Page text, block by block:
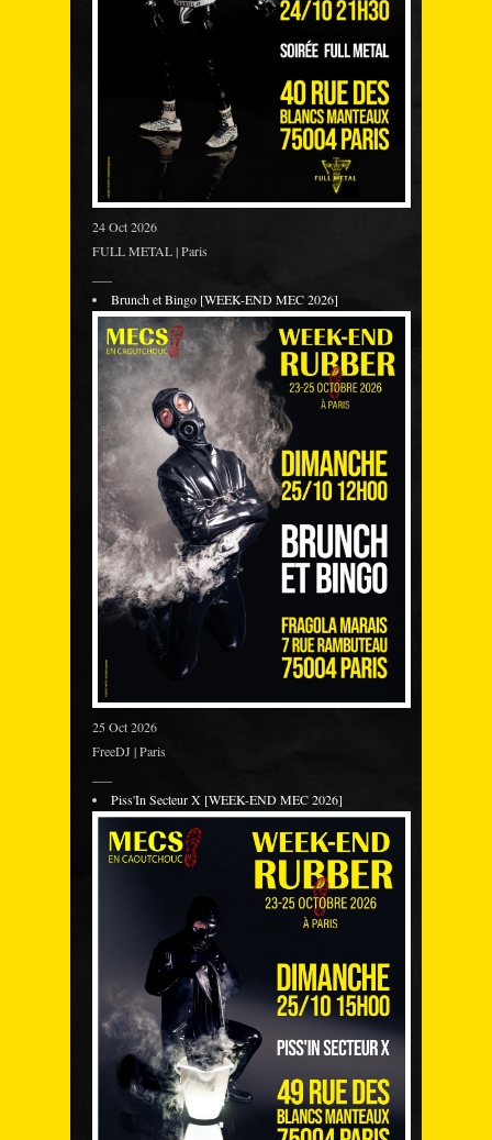
24 Oct 2026
FULL METAL | Paris
Brunch et Bingo [WEEK-END MEC 2026]
25 Oct 2026
FreeDJ | Paris
Piss'In Secteur X [WEEK-END MEC 2026]